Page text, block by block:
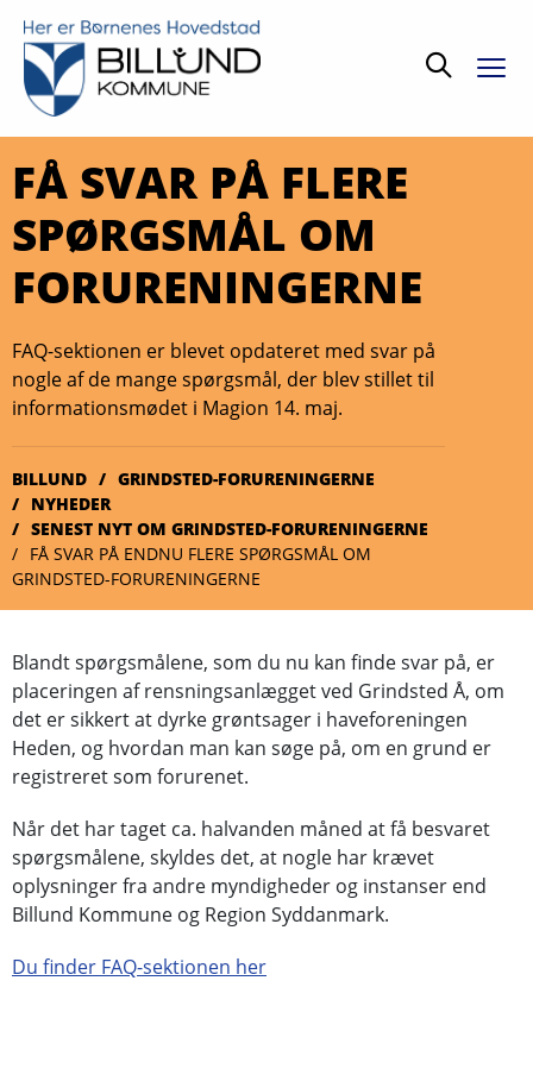
Søg
FÅ SVAR PÅ FLERE
SPØRGSMÅL OM
FORURENINGERNE
FAQ-sektionen er blevet opdateret med svar på
nogle af de mange spørgsmål, der blev stillet til
informationsmødet i Magion 14. maj.
BILLUND
GRINDSTED-FORURENINGERNE
NYHEDER
SENEST NYT OM GRINDSTED-FORURENINGERNE
FÅ SVAR PÅ ENDNU FLERE SPØRGSMÅL OM
GRINDSTED-FORURENINGERNE
Blandt spørgsmålene, som du nu kan finde svar på, er
placeringen af rensningsanlægget ved Grindsted Å, om
det er sikkert at dyrke grøntsager i haveforeningen
Heden, og hvordan man kan søge på, om en grund er
registreret som forurenet.
Når det har taget ca. halvanden måned at få besvaret
spørgsmålene, skyldes det, at nogle har krævet
oplysninger fra andre myndigheder og instanser end
Billund Kommune og Region Syddanmark.
Du finder FAQ-sektionen her